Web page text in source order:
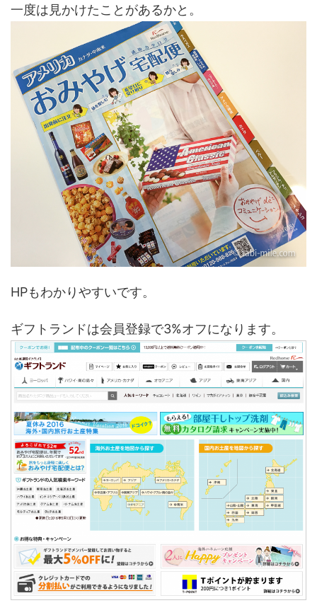
一度は見かけたことがあるかと。
HPもわかりやすいです。
ギフトランドは会員登録で3%オフになります。